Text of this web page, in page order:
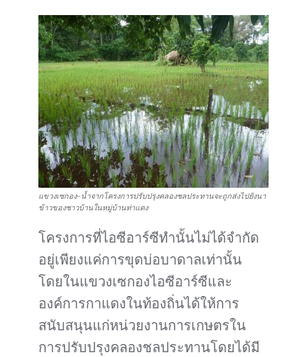
แขวงเซกอง-น้ำจากโครงการปรับปรุงคลองชลประทานจะถูกส่งไปยังนา
ข้าวของชาวบ้านในหมู่บ้านท่าแตง
โครงการที่ไอซีอาร์ซีทำนั้นไม่ได้จำกัด
อยู่เพียงแค่การขุดบ่อบาดาลเท่านั้น
โดยในแขวงเซกองไอซีอาร์ซีและ
องค์การกาแดงในท้องถิ่นได้ให้การ
สนับสนุนแก่หน่วยงานการเกษตรใน
การปรับปรุงคลองชลประทานโดยได้มี